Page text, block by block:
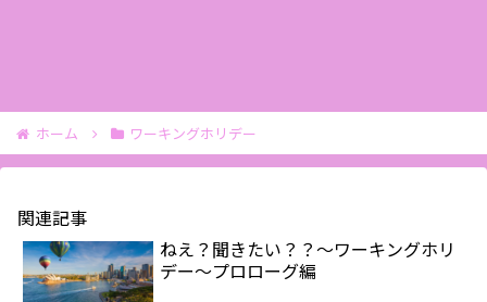
ホーム ワーキングホリデー
関連記事
ねえ？聞きたい？？～ワーキングホリ
デー～プロローグ編